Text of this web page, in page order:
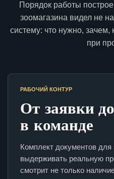
Порядок работы
зоомагазина видел не
систему: что нужно, зачем,
при
РАБОЧИЙ КОНТУР
От заявки
в команде
Комплект документов для
выдерживать реальную
смотрит не только